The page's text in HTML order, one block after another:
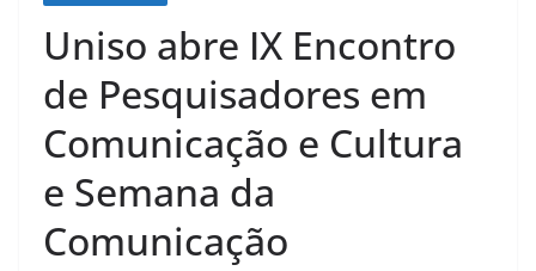
Uniso abre IX Encontro
de Pesquisadores em
Comunicação e Cultura
e Semana da
Comunicação